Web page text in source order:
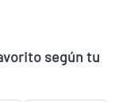
según tu